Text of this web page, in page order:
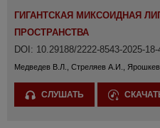
ГИГАНТСКАЯ МИКСОИДНАЯ
ПРОСТРАНСТВА
DOI: 10.29188/2222-8543-2025-
Медведев В.Л., Стреляев А.И.,
СЛУШАТЬ